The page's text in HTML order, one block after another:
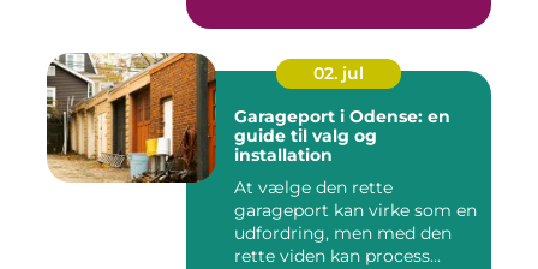
02. jul
Garageport i Odense: en
guide til valg og
installation
At vælge den rette
garageport kan virke som en
udfordring, men med den
rette viden kan process...